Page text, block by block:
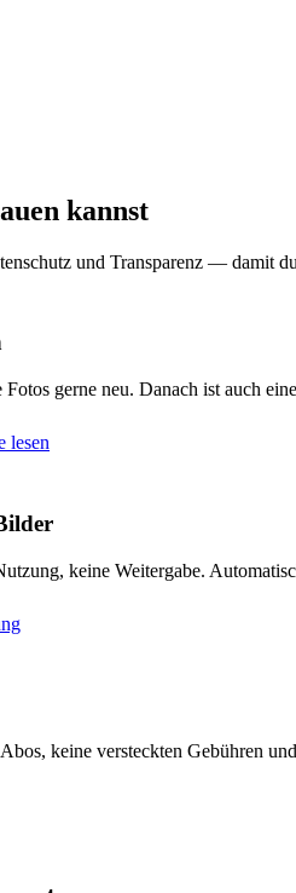
kannst
und Transparenz — damit
gerne neu. Danach ist auch
lesen
keine Weitergabe.
keine versteckten Gebühren